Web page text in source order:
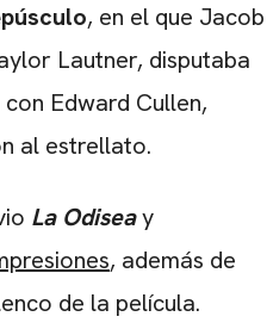
, en el que Jacob
Lautner, disputaba
Edward Cullen,
al estrellato.
La Odiseay
, además de
de la película.